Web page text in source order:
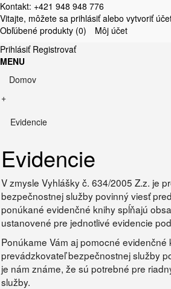
Kontakt: +421 948 948 776
Vitajte, môžete sa prihlásiťalebo vytvoriť
Obľúbené produkty (0)
Môj účet
Prihlásiť Registrovať
MENU
Domov
+
Evidencie
Evidencie
V zmysle Vyhlášky č. 634/2005 Z.z. je
bezpečnostnej služby povinný viesť
ponúkané evidenčné knihy spĺňajú
ustanovené pre jednotlivé evidencie
Ponúkame Vám aj pomocné evidenčné
prevádzkovateľ bezpečnostnej služby
je nám známe, že sú potrebné pre
služby.